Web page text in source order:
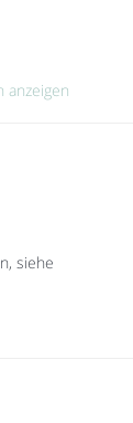
anzeigen
siehe